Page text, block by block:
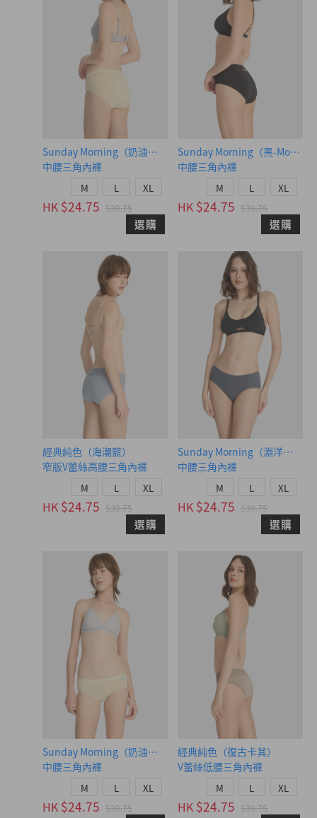
Sunday Morning（奶油黃-慢早晨）
中腰三角內褲
M L XL
HK $24.75 $39.75
選購
Sunday Morning（黑-
中腰三角內褲
M L XL
HK $24.75 $39.75
選購
經典純色（海潮藍）
窄版V蕾絲高腰三角內褲
M L XL
HK $24.75 $39.75
選購
Sunday Morning（淵洋藍-白
中腰三角內褲
M L XL
HK $24.75 $39.75
選購
Sunday Morning（奶油黃-早晨藍織標）
中腰三角內褲
M L XL
HK $24.75 $39.75
經典純色（復古卡其）
V蕾絲低腰三角內褲
M L XL
HK $24.75 $39.75